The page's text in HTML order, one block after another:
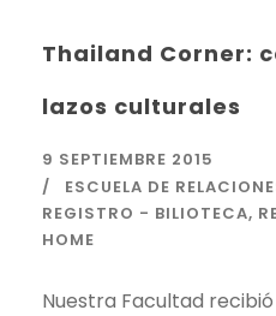
Thailand Corner:
lazos culturales
9 SEPTIEMBRE 2015
ESCUELA DE
REGISTRO - BILIOTECA,
HOME
Nuestra Facultad